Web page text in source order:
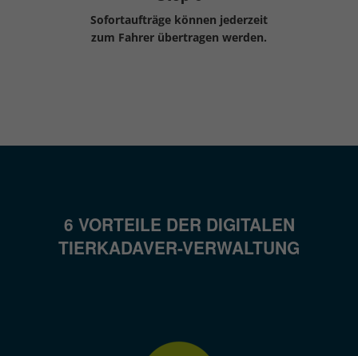
Sofortaufträge können jederzeit
zum Fahrer übertragen werden.
6 VORTEILE DER DIGITALEN
TIERKADAVER-VERWALTUNG